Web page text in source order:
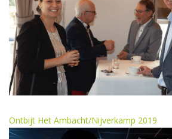
Ontbijt Het Ambacht/Nijverkamp 2019